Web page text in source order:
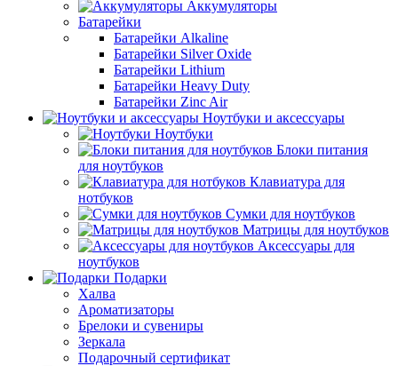
Аккумуляторы
Батарейки
Батарейки Alkaline
Батарейки Silver Oxide
Батарейки Lithium
Батарейки Heavy Duty
Батарейки Zinc Air
Ноутбуки и аксессуары
Ноутбуки
Блоки питания
для ноутбуков
Клавиатура для
нотбуков
Сумки для ноутбуков
Матрицы для ноутбуков
Аксессуары для
ноутбуков
Подарки
Халва
Ароматизаторы
Брелоки и сувениры
Зеркала
Подарочный сертификат